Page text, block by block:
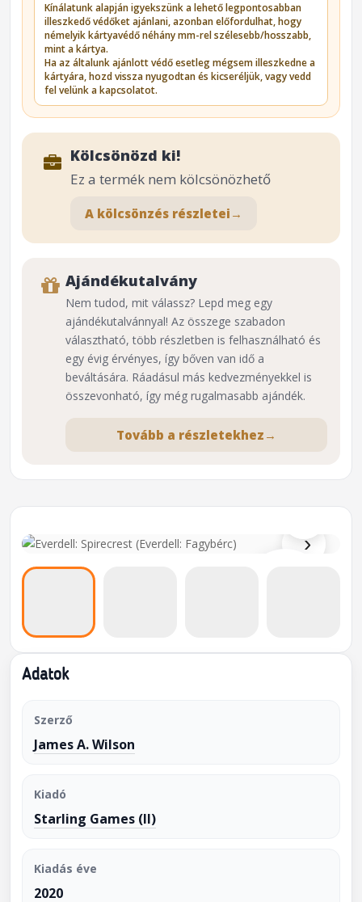
›
⌕
Adatok
Szerző
James A. Wilson
Kiadó
Starling Games (II)
Kiadás éve
2020
Kínálatunk alapján igyekszünk a lehető legpontosabban
illeszkedő védőket ajánlani, azonban előfordulhat, hogy
némelyik kártyavédő néhány mm-rel szélesebb/hosszabb,
mint a kártya.
Ha az általunk ajánlott védő esetleg mégsem illeszkedne a
kártyára, hozd vissza nyugodtan és kicseréljük, vagy vedd
fel velünk a kapcsolatot.
Kölcsönözd ki!
Ez a termék nem kölcsönözhető
A kölcsönzés részletei →
Ajándékutalvány
Nem tudod, mit válassz? Lepd meg egy
ajándékutalvánnyal! Az összege szabadon
választható, több részletben is felhasználható és
egy évig érvényes, így bőven van idő a
beváltására. Ráadásul más kedvezményekkel is
összevonható, így még rugalmasabb ajándék.
Tovább a részletekhez →